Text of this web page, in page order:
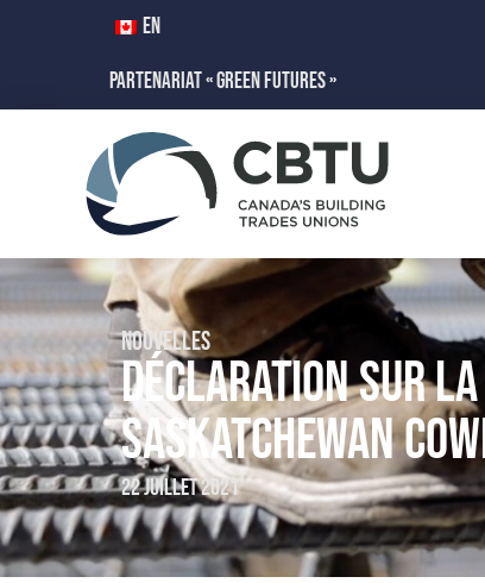
EN
PARTENARIAT « GREEN FUTURES »
NOUVELLES
DÉCLARATION SUR
SASKATCHEWAN
22 juillet 2021